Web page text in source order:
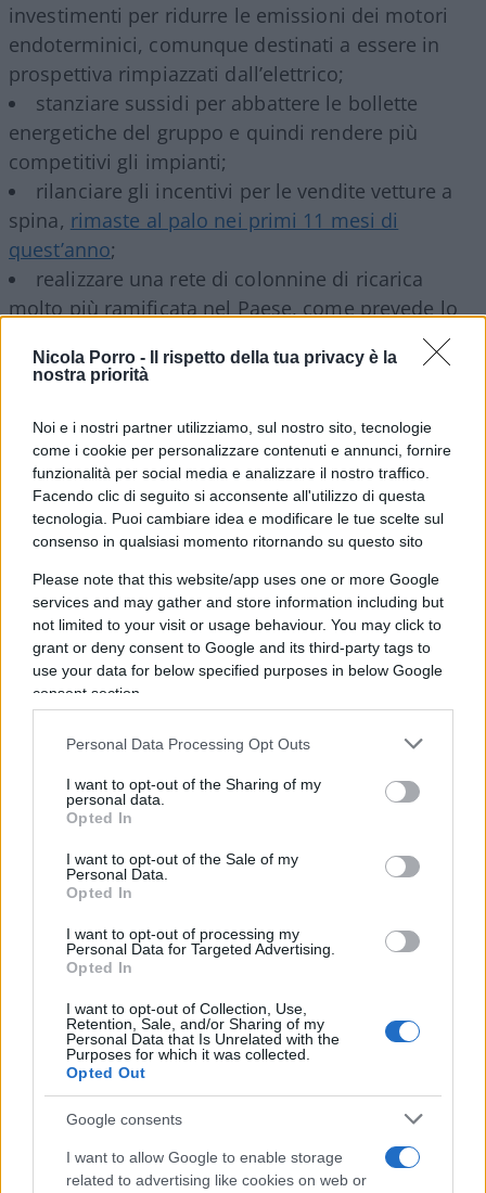
Nicola Porro -
Il rispetto della tua privacy è la
nostra priorità
Noi e i nostri partner utilizziamo, sul nostro sito, tecnologie
come i cookie per personalizzare contenuti e annunci, fornire
funzionalità per social media e analizzare il nostro traffico.
Facendo clic di seguito si acconsente all'utilizzo di questa
tecnologia. Puoi cambiare idea e modificare le tue scelte sul
consenso in qualsiasi momento ritornando su questo sito
Please note that this website/app uses one or more Google
services and may gather and store information including but
not limited to your visit or usage behaviour. You may click to
grant or deny consent to Google and its third-party tags to
use your data for below specified purposes in below Google
consent section.
Personal Data Processing Opt Outs
I want to opt-out of the Sharing of my
personal data.
Opted In
I want to opt-out of the Sale of my
Personal Data.
Opted In
I want to opt-out of processing my
Personal Data for Targeted Advertising.
Opted In
I want to opt-out of Collection, Use,
Retention, Sale, and/or Sharing of my
Personal Data that Is Unrelated with the
Purposes for which it was collected.
Opted Out
Google consents
I want to allow Google to enable storage
related to advertising like cookies on web or
investimenti per ridurre le emissioni dei motori
endoterminici, comunque destinati a essere in
prospettiva rimpiazzati dall’elettrico;
stanziare sussidi per abbattere le bollette
energetiche del gruppo e quindi rendere più
competitivi gli impianti;
rilanciare gli incentivi per le vendite vetture a
spina, rimaste al palo nei primi 11 mesi di
quest’anno;
realizzare una rete di colonnine di ricarica
molto più ramificata nel Paese, come prevede lo
Malgrado l’ultimo sgarbo industriale di Stellantis
di scegliere la Serbia per produrre la Panda
elettrica, Urso risponde diplomatico, mostrando il
portafogli. Nelfondo per l’automotive, spiega, ci
sono 6 miliardi e altri 13 miliardi saranno stanziati
nel piano di Transizione 5.0, poi ci sono i fondi del
Pnrr. Ma il ministro del Made in Italy usa anche i
muscoli e pianta per a prima volta un paletto
preciso: le auto dovranno esseredavvero
prodotte in Italia
nel 2022, vanno in otto casi su dieci a favore delle
case estere.
L’obiettivo politico del governo è comprensibile
ma questoapproccio sovranista
mal si sposa
con come dovrebbe funzionare il
Senza contare che a cambiare dovrebbe essere
prima di tutto la testa degli automobilisti: nel
immatricolate 1,4 milioni di vetture, di cui però
appena un terzo made in Italy. Perchè il signor
Rossi continua evidentemente a preferire il
fascino delle tedesche o gli accessori delle